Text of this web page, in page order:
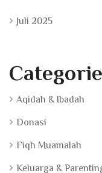
Juli 2025
Aqidah & Ibadah
Donasi
Fiqh Muamalah
Keluarga &